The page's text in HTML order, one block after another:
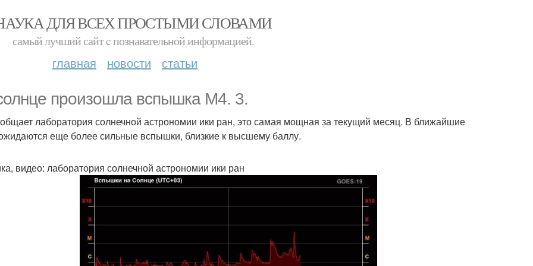
ДЛЯ ВСЕХ ПРОСТЫМИ СЛОВАМИ
самый лучший сайт c познавательной информацией.
главная новости статьи
произошла вспышка M4. 3.
лаборатория солнечной астрономии ики ран, это самая мощная за текущий месяц. В ближайшие
еще более сильные вспышки, близкие к высшему баллу.
видео: лаборатория солнечной астрономии ики ран